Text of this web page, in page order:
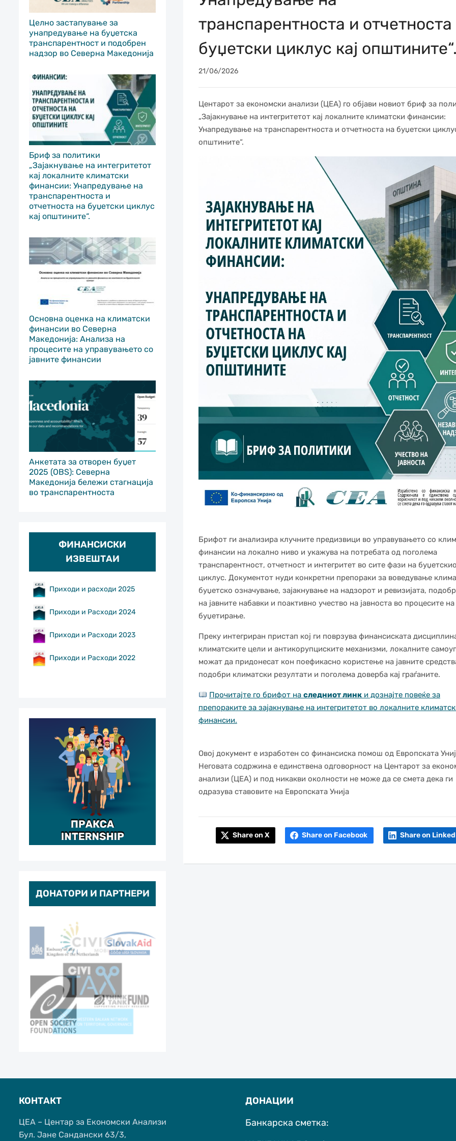
Целно застапување за
унапредување на буџетска
транспарентност и подобрен
надзор во Северна Македонија
Бриф за политики
„Зајакнување на интегритетот
кај локалните климатски
финансии: Унапредување на
транспарентноста и
отчетноста на буџетски циклус
кај општините“.
Основна оценка на климатски
финансии во Северна
Македонија: Анализа на
процесите на управувањето со
јавните финансии
Анкетата за отворен буџет
2025 (OBS): Северна
Македонија бележи стагнација
во транспарентноста
ФИНАНСИСКИ
ИЗВЕШТАИ
Приходи и расходи 2025
Приходи и Расходи 2024
Приходи и Расходи 2023
Приходи и Расходи 2022
ДОНАТОРИ И ПАРТНЕРИ
транспарентноста и отчетноста
буџетски циклус кај општините“.
21/06/2026
Центарот за економски анализи (ЦЕА) го објави новиот бриф за
„Зајакнување на интегритетот кај локалните климатски финансии:
Унапредување на транспарентноста и отчетноста на буџетски
општините“.
Брифот ги анализира клучните предизвици во управувањето со
финансии на локално ниво и укажува на потребата од поголема
транспарентност, отчетност и интегритет во сите фази на
циклус. Документот нуди конкретни препораки за воведување
буџетско означување, зајакнување на надзорот и ревизијата,
на јавните набавки и поактивно учество на јавноста во процесите на
буџетирање.
Преку интегриран пристап кој ги поврзува финансиската
климатските цели и антикорупциските механизми, локалните
можат да придонесат кон поефикасно користење на јавните
подобри климатски резултати и поголема доверба кај граѓаните.
Прочитајте го брифот на следниот линки дознајте повеќе за
препораките за зајакнување на интегритетот во локалните
финансии.
Овој документ е изработен со финансиска помош од Европската
Неговата содржина е единствена одговорност на Центарот за
анализи (ЦЕА) и под никакви околности не може да се смета дека ги
одразува ставовите на Европската Унија
Share on X Share on Facebook Share on
КОНТАКТ
ЦЕА – Центар за Економски Анализи
Бул. Јане Сандански 63/3,
ДОНАЦИИ
Банкарска сметка: